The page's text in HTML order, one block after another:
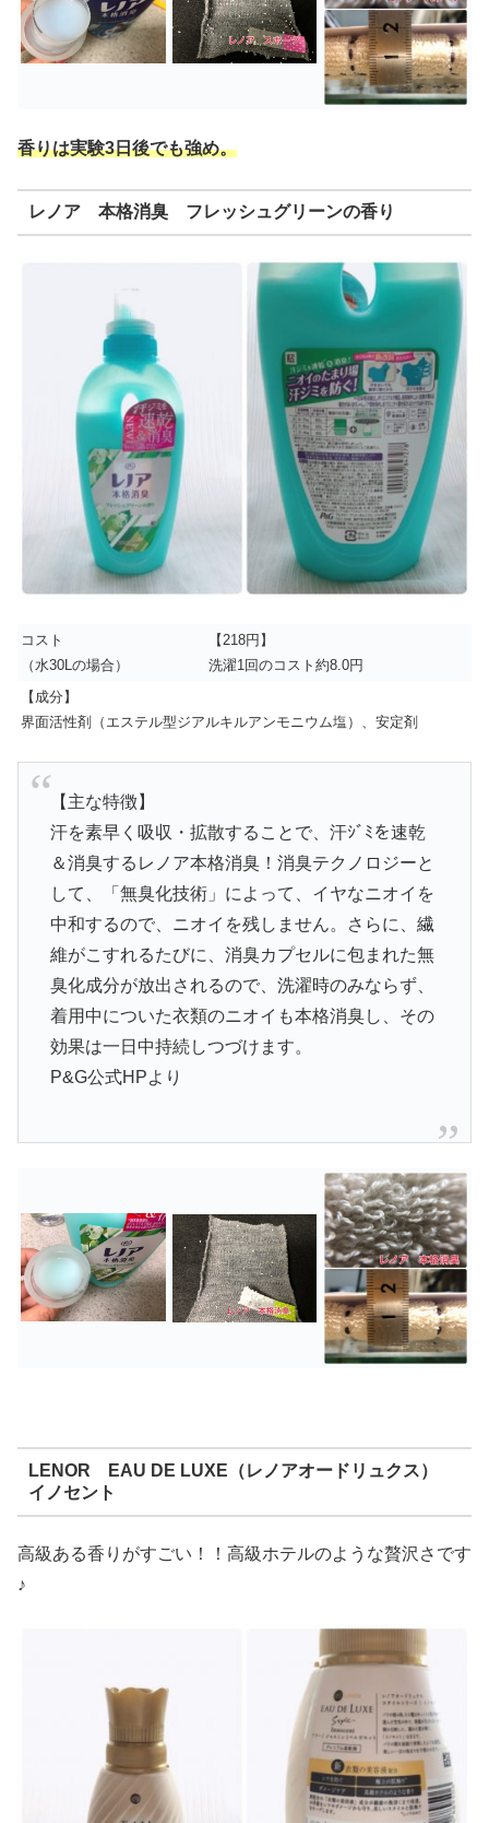
香りは実験3日後でも強め。
レノア 本格消臭 フレッシュグリーンの香り
コスト
（水30Lの場合）
【218円】
洗濯1回のコスト約8.0円
【成分】
界面活性剤（エステル型ジアルキルアンモニウム塩）、安定剤
【主な特徴】
汗を素早く吸収・拡散することで、汗ｼﾞﾐを速乾
＆消臭するレノア本格消臭！消臭テクノロジーと
して、「無臭化技術」によって、イヤなニオイを
中和するので、ニオイを残しません。さらに、繊
維がこすれるたびに、消臭カプセルに包まれた無
臭化成分が放出されるので、洗濯時のみならず、
着用中についた衣類のニオイも本格消臭し、その
効果は一日中持続しつづけます。
P&G公式HPより
LENOR EAU DE LUXE（レノアオードリュクス）
イノセント
高級ある香りがすごい！！高級ホテルのような贅沢さです
♪